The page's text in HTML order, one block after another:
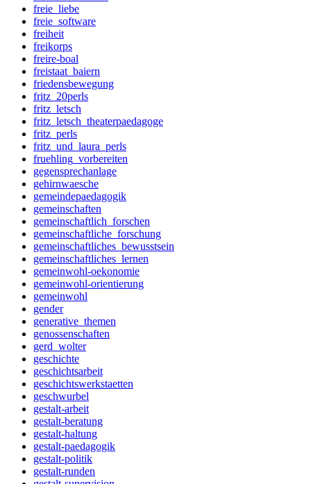
freie_liebe
freie_software
freiheit
freikorps
freire-boal
freistaat_baiern
friedensbewegung
fritz_20perls
fritz_letsch
fritz_letsch_theaterpaedagoge
fritz_perls
fritz_und_laura_perls
fruehling_vorbereiten
gegensprechanlage
gehirnwaesche
gemeindepaedagogik
gemeinschaften
gemeinschaftlich_forschen
gemeinschaftliche_forschung
gemeinschaftliches_bewusstsein
gemeinschaftliches_lernen
gemeinwohl-oekonomie
gemeinwohl-orientierung
gemeinwohl
gender
generative_themen
genossenschaften
gerd_wolter
geschichte
geschichtsarbeit
geschichtswerkstaetten
geschwurbel
gestalt-arbeit
gestalt-beratung
gestalt-haltung
gestalt-paedagogik
gestalt-politik
gestalt-runden